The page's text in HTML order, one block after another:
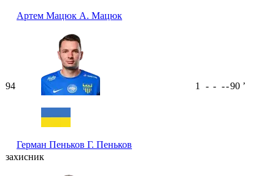
Артем Мацюк А. Мацюк
94
Герман Пеньков Г. Пеньков
1 - - --90 ʼ
захисник